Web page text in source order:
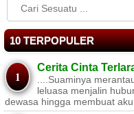
10 TERPOPULER
Cerita Cinta
....Suaminya
leluasa menjalin
dewasa hingga membuat aku